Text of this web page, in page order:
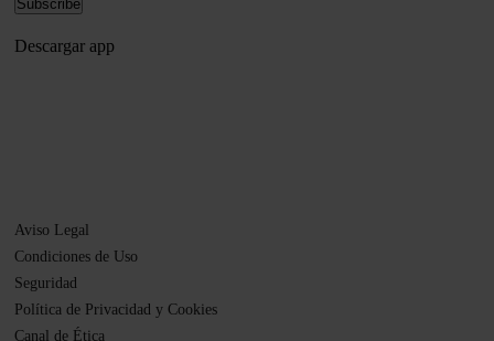
Descargar app
Aviso Legal
Condiciones de Uso
Seguridad
Política de Privacidad y Cookies
Canal de Ética